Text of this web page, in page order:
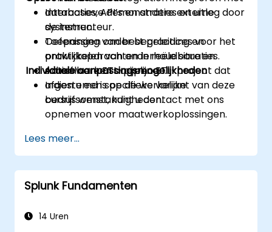
databases, API’s en andere externe
systemen.
Toepassing van best practices voor het
ontwikkelen van onderhoudbare en
schaalbare ETL-pijplijnen.
Interactieve demonstraties en uitleg door
de instructeur.
Oefeningen onder begeleiding en
praktijkopdrachten in reële situaties.
Actief werken aan een ETL-project dat
afgestemd is op de werkelijke
bedrijfsomstandigheden.
Individuele aanpassingsmogelijkheden
Indien u een specifieke variant van deze
cursus wenst, kunt u contact met ons
opnemen voor maatwerkoplossingen.
Lees meer...
Splunk Fundamenten
14 Uren